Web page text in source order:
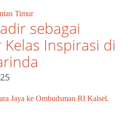
Timur
sebagai
Inspirasi di